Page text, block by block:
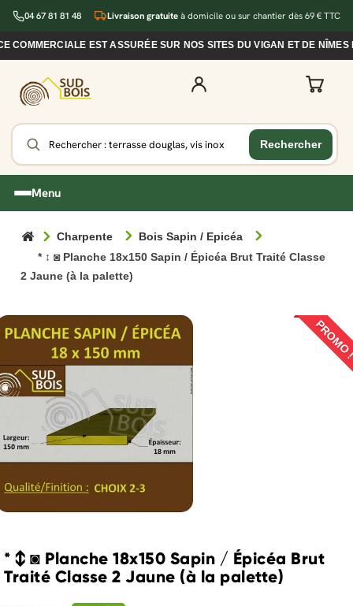
04 67 81 81 48 Livraison gratuite à domicile ou sur chantier dès 69 € TTC
EST ASSURÉE SUR NOS SITES DU VIGAN ET DE NÎMES
Menu
Charpente
Bois Sapin / Epicéa
* ↕ ◙ Planche 18x150 Sapin / Épicéa Brut Traité Classe
2 Jaune (à la palette)
* ↕ ◙ Planche 18x150 Sapin / Épicéa Brut
Traité Classe 2 Jaune (à la palette)